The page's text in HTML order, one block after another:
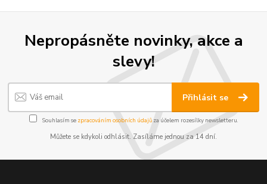
Nepropásněte novinky, akce a
slevy!
Přihlásit se
Souhlasím se zpracováním osobních údajůza účelem rozesílky newsletteru.
Můžete se kdykoli odhlásit. Zasíláme jednou za 14 dní.